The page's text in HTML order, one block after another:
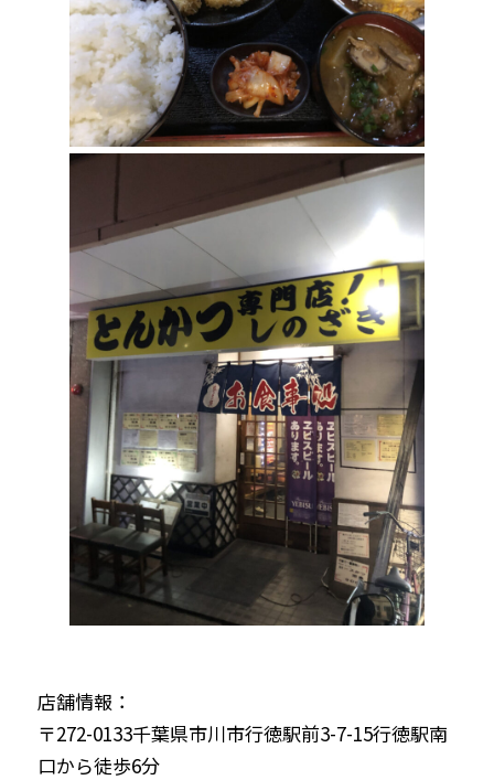
店舗情報：
〒272-0133千葉県市川市行徳駅前3-7-15行徳駅南
口から徒歩6分